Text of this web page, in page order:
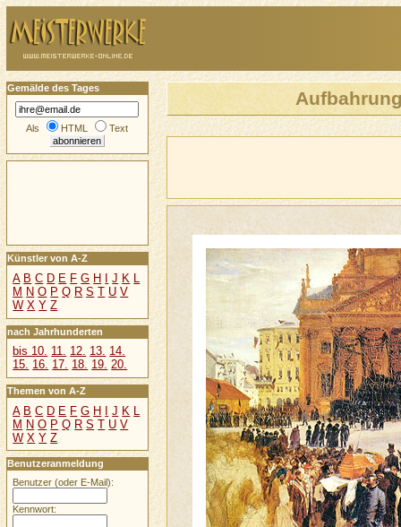
Gemälde des Tages
Als HTML Text
Künstler von A-Z
A B C D E F G H J K L
M N O P Q R S T U V
W X Y Z
nach Jahrhunderten
bis 10. 11. 12. 13. 14.
15. 16. 17. 18. 19. 20.
Themen von A-Z
A B C D E F G H I J K L
M N O P Q R S T U V
W X Y Z
Benutzeranmeldung
Benutzer (oder E-Mail):
Kennwort: